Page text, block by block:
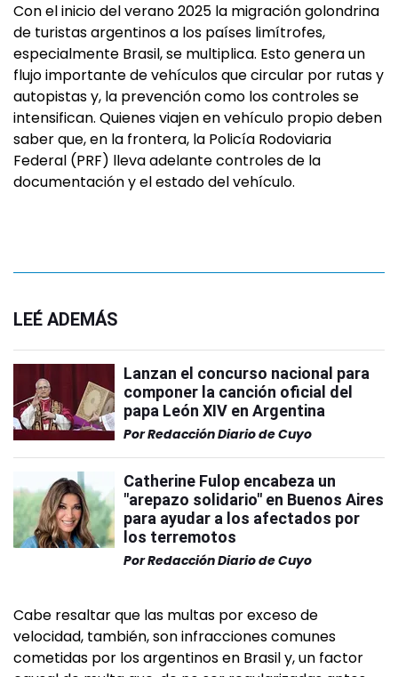
Con el inicio del verano 2025 la migración golondrina
de turistas argentinos a los países limítrofes,
especialmente Brasil, se multiplica. Esto genera un
flujo importante de vehículos que circular por rutas y
autopistas y, la prevención como los controles se
intensifican. Quienes viajen en vehículo propio deben
saber que, en la frontera, la Policía Rodoviaria
Federal (PRF) lleva adelante controles de la
documentación y el estado del vehículo.
LEÉ ADEMÁS
Lanzan el concurso nacional para
componer la canción oficial del
papa León XIV en Argentina
PorRedacción Diario de Cuyo
Catherine Fulop encabeza un
"arepazo solidario" en Buenos Aires
para ayudar a los afectados por
los terremotos
PorRedacción Diario de Cuyo
Cabe resaltar que las multas por exceso de
velocidad, también, son infracciones comunes
cometidas por los argentinos en Brasil y, un factor